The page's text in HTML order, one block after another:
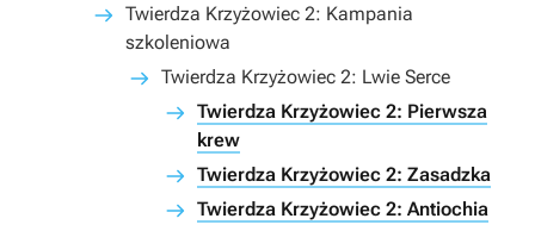
Twierdza Krzyżowiec 2: Kampania
szkoleniowa
Twierdza Krzyżowiec 2: Lwie Serce
Twierdza Krzyżowiec 2: Pierwsza
krew
Twierdza Krzyżowiec 2: Zasadzka
Twierdza Krzyżowiec 2: Antiochia